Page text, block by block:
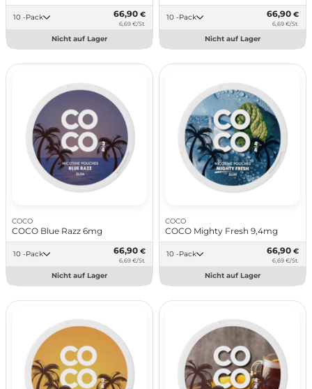
10 -Pack 66,90 €
6,69 €/St.
Nicht auf Lager
10 -Pack 66,90 €
6,69 €/St.
Nicht auf Lager
COCO
COCO Blue Razz 6mg
10 -Pack 66,90 €
6,69 €/St.
Nicht auf Lager
COCO
COCO Mighty Fresh 9,4mg
10 -Pack 66,90 €
6,69 €/St.
Nicht auf Lager